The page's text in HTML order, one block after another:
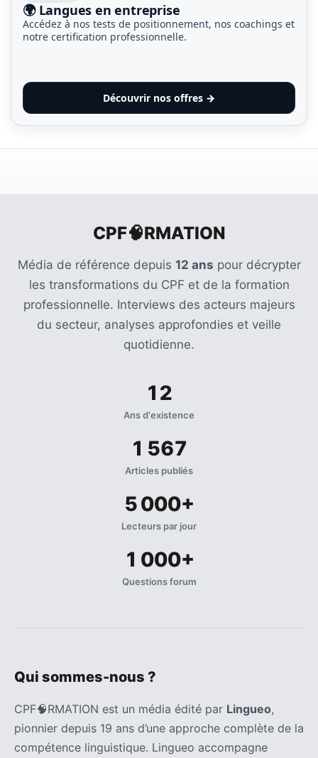
🌍 Langues en entreprise
Accédez à nos tests de positionnement, nos coachings et
notre certification professionnelle.
Découvrir nos offres →
CPF🧠RMATION
Média de référence depuis 12 ans pour décrypter
les transformations du CPF et de la formation
professionnelle. Interviews des acteurs majeurs
du secteur, analyses approfondies et veille
quotidienne.
12
Ans d'existence
1 567
Articles publiés
5 000+
Lecteurs par jour
1 000+
Questions forum
Qui sommes-nous ?
CPF🧠RMATION est un média édité par Lingueo,
pionnier depuis 19 ans d’une approche complète de la
compétence linguistique. Lingueo accompagne